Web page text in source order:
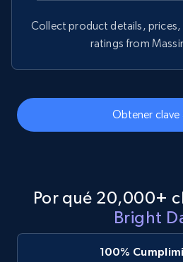
Collect product details, prices,
ratings from
Obtener clave
Por qué 20,000+
Bright
100%